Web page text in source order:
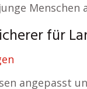
Menschen
für
angepasst